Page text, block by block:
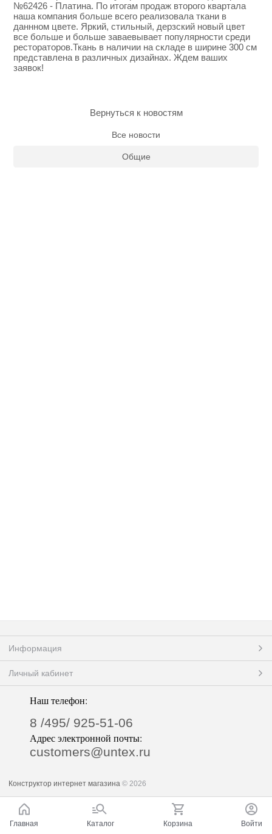
№62426 - Платина. По итогам продаж второго квартала
наша компания больше всего реализовала ткани в
даннном цвете. Яркий, стильный, дерзский новый цвет
все больше и больше заваевывает популярности среди
рестораторов.Ткань в наличии на складе в ширине 300 см
представлена в различных дизайнах. Ждем ваших
заявок!
Вернуться к новостям
Все новости
Общие
Информация
Личный кабинет
Наш телефон:
8 /495/ 925-51-06
Адрес электронной почты:
customers@untex.ru
Конструктор интернет магазина © 2026
Главная Каталог Корзина Войти